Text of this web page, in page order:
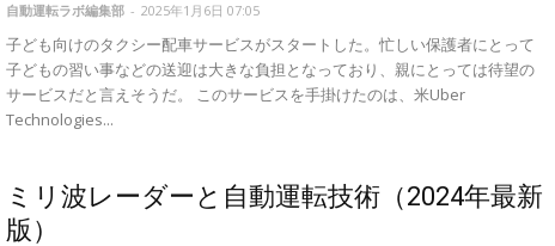
運
自動運転ラボ編集部 - 2025年1月6日 07:05
子ども向けのタクシー配車サービスがスタートした。忙しい保護者にとって
子どもの習い事などの送迎は大きな負担となっており、親にとっては待望の
サービスだと言えそうだ。 このサービスを手掛けたのは、米Uber
Technologies...
ミリ波レーダーと自動運転技術（2024年最新
版）